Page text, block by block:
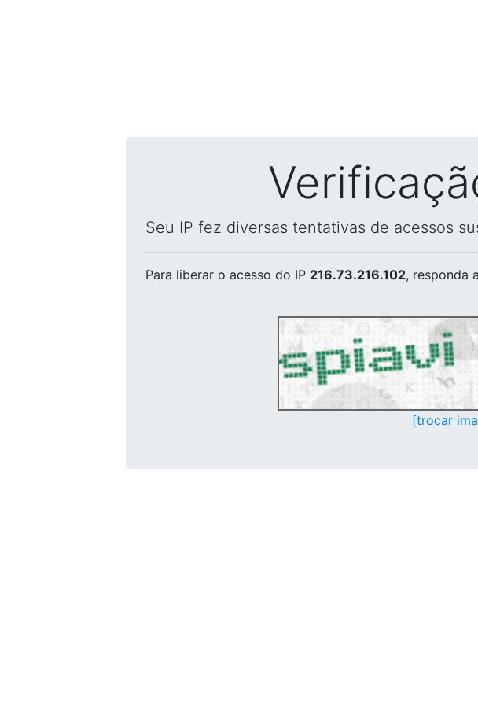
Seu IP fez diversas tentativas de acessos
Para liberar o acesso do IP 216.73.216.102, responda
[trocar